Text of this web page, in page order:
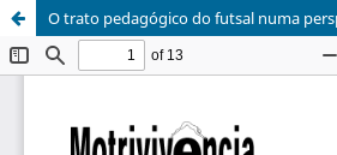
O trato pedagógico do futsal numa